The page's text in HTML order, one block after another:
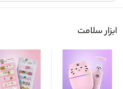
ابزار سلامت